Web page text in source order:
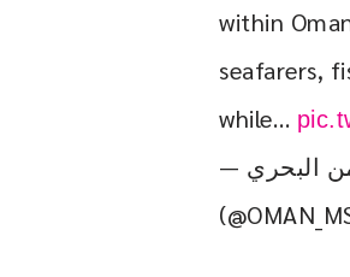
within
seafarers,
while…
— مركز الأمن البحري| MARITIME SECURITY CENTRE